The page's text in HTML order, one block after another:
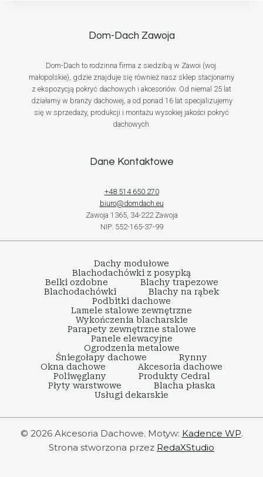
Dom-Dach Zawoja
Dom-Dach to rodzinna firma z siedzibą w Zawoi (woj.
małopolskie), gdzie znajduje się również nasz sklep stacjonarny
z ekspozycją pokryć dachowych i akcesoriów. Od niemal 25 lat
działamy w branży dachowej, a od ponad 16 lat specjalizujemy
się w sprzedaży, produkcji i montażu wysokiej jakości pokryć
dachowych.
Dane Kontaktowe
+48 514 650 270
biuro@domdach.eu
Zawoja 1365, 34-222 Zawoja
NIP: 552-165-37-99
Dachy modułowe
Blachodachówki z posypką
Belki ozdobne
Blachy trapezowe
Blachodachówki
Blachy na rąbek
Podbitki dachowe
Lamele stalowe zewnętrzne
Wykończenia blacharskie
Parapety zewnętrzne stalowe
Panele elewacyjne
Ogrodzenia metalowe
Śniegołapy dachowe
Rynny
Okna dachowe
Akcesoria dachowe
Poliwęglany
Produkty Cedral
Płyty warstwowe
Blacha płaska
Usługi dekarskie
© 2026 Akcesoria Dachowe. Motyw: Kadence WP.
Strona stworzona przez RedaXStudio